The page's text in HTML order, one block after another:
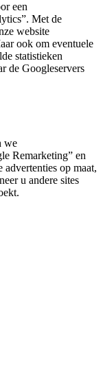
een
Met de
website
ook om eventuele
statistieken
de Googleservers
we
Remarketing” en
op maat,
u andere sites